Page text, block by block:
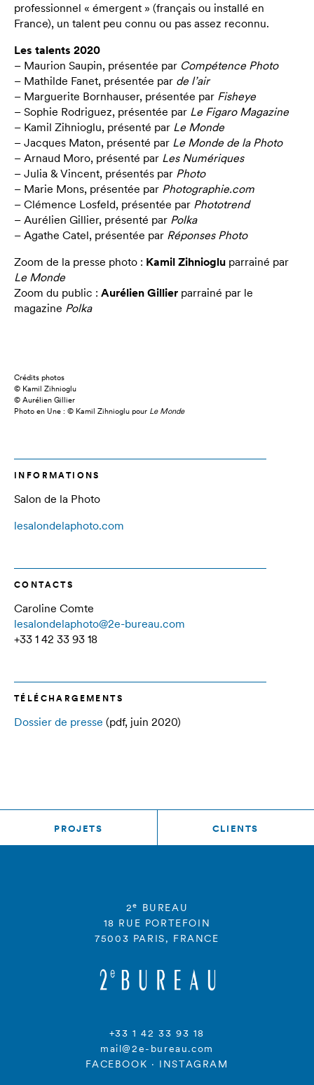
professionnel « émergent » (français ou installé en
France), un talent peu connu ou pas assez reconnu.
Les talents 2020
– Maurion Saupin, présentée par Compétence Photo
– Mathilde Fanet, présentée par de l’air
– Marguerite Bornhauser, présentée par Fisheye
– Sophie Rodriguez, présentée par Le Figaro Magazine
– Kamil Zihnioglu, présenté par Le Monde
– Jacques Maton, présenté par Le Monde de la Photo
– Arnaud Moro, présenté par Les Numériques
– Julia & Vincent, présentés par Photo
– Marie Mons, présentée par Photographie.com
– Clémence Losfeld, présentée par Phototrend
– Aurélien Gillier, présenté par Polka
– Agathe Catel, présentée par Réponses Photo
Zoom de la presse photo : Kamil Zihnioglu parrainé par
Le Monde
Zoom du public : Aurélien Gillier parrainé par le
magazine Polka
Crédits photos
© Kamil Zihnioglu
© Aurélien Gillier
Photo en Une : © Kamil Zihnioglu pour Le Monde
INFORMATIONS
Salon de la Photo
lesalondelaphoto.com
CONTACTS
Caroline Comte
lesalondelaphoto@2e-bureau.com
+33 1 42 33 93 18
TÉLÉCHARGEMENTS
Dossier de presse (pdf, juin 2020)
PROJETS CLIENTS
2e
BUREAU
18 RUE PORTEFOIN
75003 PARIS, FRANCE
+33 1 42 33 93 18
mail@2e-bureau.com
FACEBOOK · INSTAGRAM